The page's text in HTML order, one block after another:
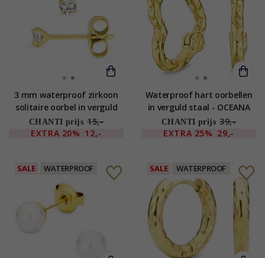
3 mm waterproof zirkoon
solitaire oorbel in verguld
staal - OCEANA
CHANTI prijs 15,-
EXTRA 20% 12,-
Waterproof hart oorbellen
in verguld staal - OCEANA
CHANTI prijs 39,-
EXTRA 25% 29,-
SALE WATERPROOF SALE WATERPROOF